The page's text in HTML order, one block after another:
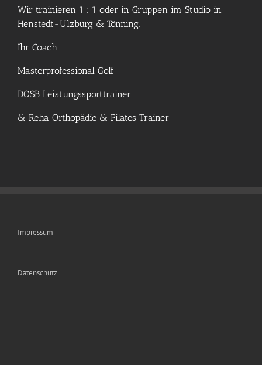
Wir trainieren 1 : 1 oder in Gruppen im Studio in
Henstedt-Ulzburg & Tönning.
Ihr Coach
Masterprofessional Golf
DOSB Leistungssporttrainer
& Reha Orthopädie & Pilates Trainer
Impressum
Datenschutz